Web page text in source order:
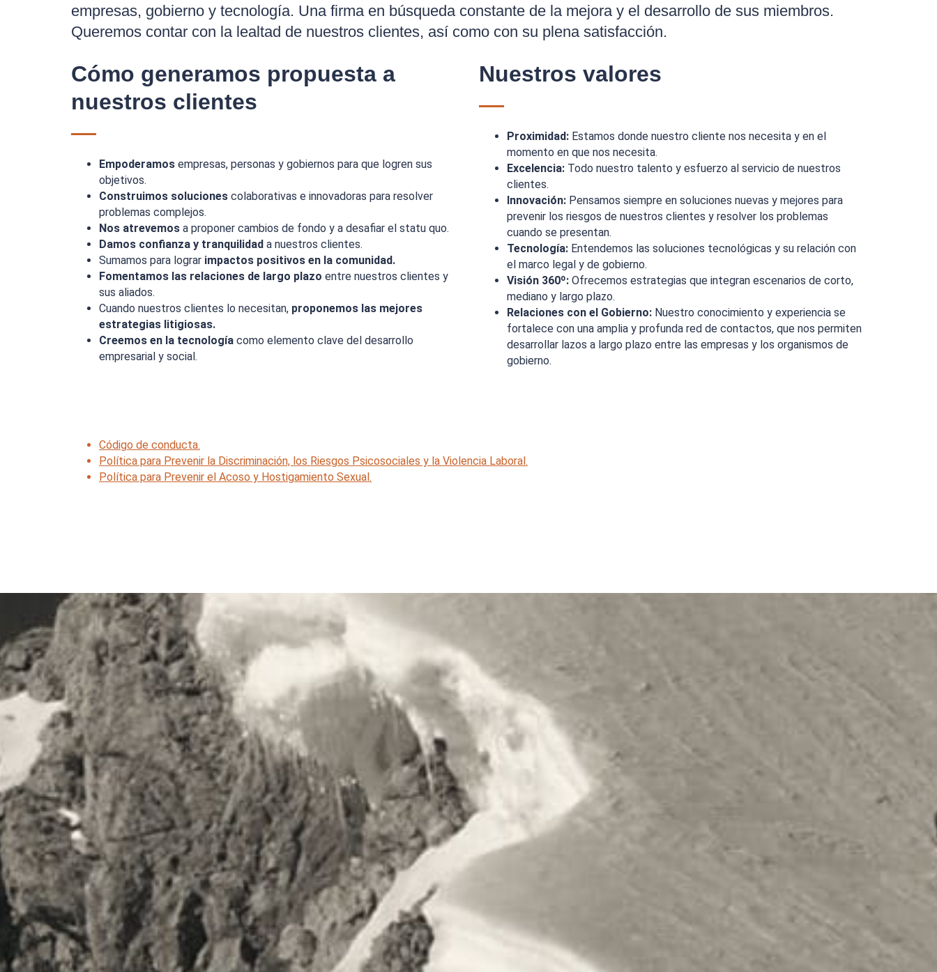
empresas, gobierno y tecnología. Una firma en búsqueda constante de la mejora y el desarrollo de sus miembros.
Queremos contar con la lealtad de nuestros clientes, así como con su plena satisfacción.
Cómo generamos propuesta a
nuestros clientes
Empoderamos empresas, personas y gobiernos para que logren sus
objetivos.
Construimos soluciones colaborativas e innovadoras para resolver
problemas complejos.
Nos atrevemos a proponer cambios de fondo y a desafiar el statu quo.
Damos confianza y tranquilidad a nuestros clientes.
Sumamos para lograr impactos positivos en la comunidad.
Fomentamos las relaciones de largo plazo entre nuestros clientes y
sus aliados.
Cuando nuestros clientes lo necesitan, proponemos las mejores
estrategias litigiosas.
Creemos en la tecnología como elemento clave del desarrollo
empresarial y social.
Nuestros valores
Proximidad: Estamos donde nuestro cliente nos necesita y en el
momento en que nos necesita.
Excelencia: Todo nuestro talento y esfuerzo al servicio de nuestros
clientes.
Innovación: Pensamos siempre en soluciones nuevas y mejores para
prevenir los riesgos de nuestros clientes y resolver los problemas
cuando se presentan.
Tecnología: Entendemos las soluciones tecnológicas y su relación con
el marco legal y de gobierno.
Visión 360º: Ofrecemos estrategias que integran escenarios de corto,
mediano y largo plazo.
Relaciones con el Gobierno: Nuestro conocimiento y experiencia se
fortalece con una amplia y profunda red de contactos, que nos permiten
desarrollar lazos a largo plazo entre las empresas y los organismos de
gobierno.
Código de conducta.
Política para Prevenir la Discriminación, los Riesgos Psicosociales y la Violencia Laboral.
Política para Prevenir el Acoso y Hostigamiento Sexual.